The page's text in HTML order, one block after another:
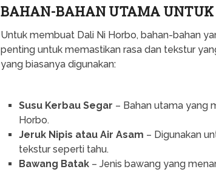
BAHAN-BAHAN UTAMA UNTUK
Untuk membuat Dali Ni Horbo, bahan-bahan
penting untuk memastikan rasa dan tekstur
yang biasanya digunakan:
Susu Kerbau Segar – Bahan utama yang
Horbo.
Jeruk Nipis atau Air Asam – Digunakan
tekstur seperti tahu.
Bawang Batak – Jenis bawang yang